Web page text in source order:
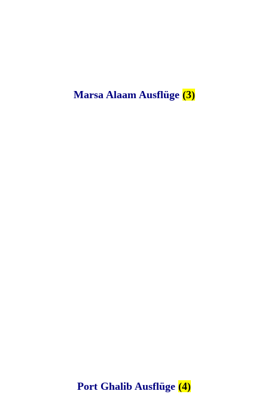
Marsa Alaam Ausflüge (3)
Port Ghalib Ausflüge (4)